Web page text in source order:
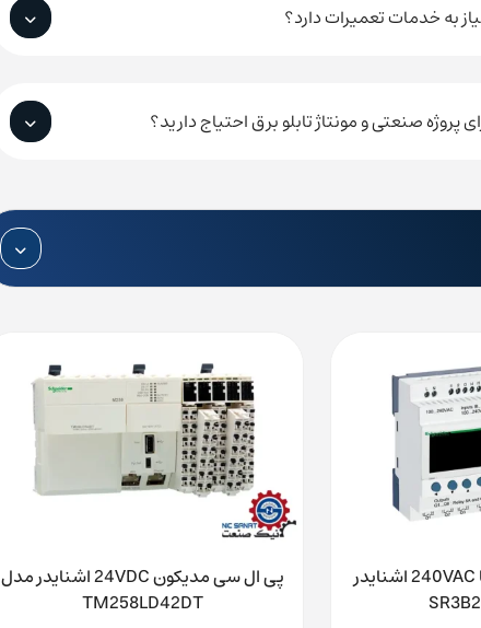
به خدمات تعمیرات دارد؟
پروژه صنعتی و مونتاژ تابلو برق احتیاج دارید؟
پی ال سی زلیو 100 تا 240VAC اشنایدر
پی ال سی مدیکون 24VDC اشنایدر مدل
TM258LD42DT